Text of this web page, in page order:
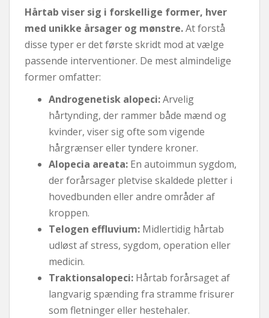
Hårtab viser sig i forskellige former, hver
med unikke årsager og mønstre.At forstå
disse typer er det første skridt mod at vælge
passende interventioner. De mest almindelige
former omfatter:
Androgenetisk alopeci:Arvelig
hårtynding, der rammer både mænd og
kvinder, viser sig ofte som vigende
hårgrænser eller tyndere kroner.
Alopecia areata: En autoimmun sygdom,
der forårsager pletvise skaldede pletter i
hovedbunden eller andre områder af
kroppen.
Telogen effluvium: Midlertidig hårtab
udløst af stress, sygdom, operation eller
medicin.
Traktionsalopeci: Hårtab forårsaget af
langvarig spænding fra stramme frisurer
som fletninger eller hestehaler.